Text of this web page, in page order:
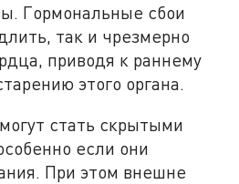
Гормональные сбои
так и чрезмерно
приводя к раннему
этого органа.
стать скрытыми
если они
При этом внешне